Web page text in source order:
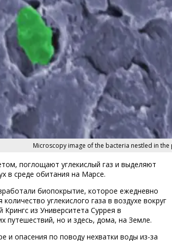
Microscopy image of the bacteria nestled in the
поглощают углекислый газ и выделяют
в среде обитания на Марсе.
биопокрытие, которое ежедневно
углекислого газа в воздухе вокруг
из Университета Суррея в
путешествий, но и здесь, дома, на Земле.
и опасения по поводу нехватки воды из-за